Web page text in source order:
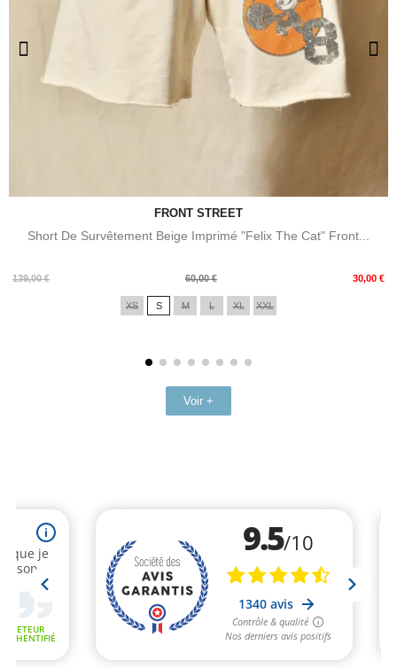
FRONT STREET
Short De Survêtement Beige Imprimé "Felix The Cat" Front...
139,00 €
Prix
60,00 € 30,00 €
Prix
XS S M L XL XXL
Voir +